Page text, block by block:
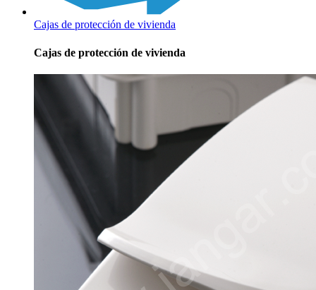
Cajas de protección de vivienda
Cajas de protección de vivienda